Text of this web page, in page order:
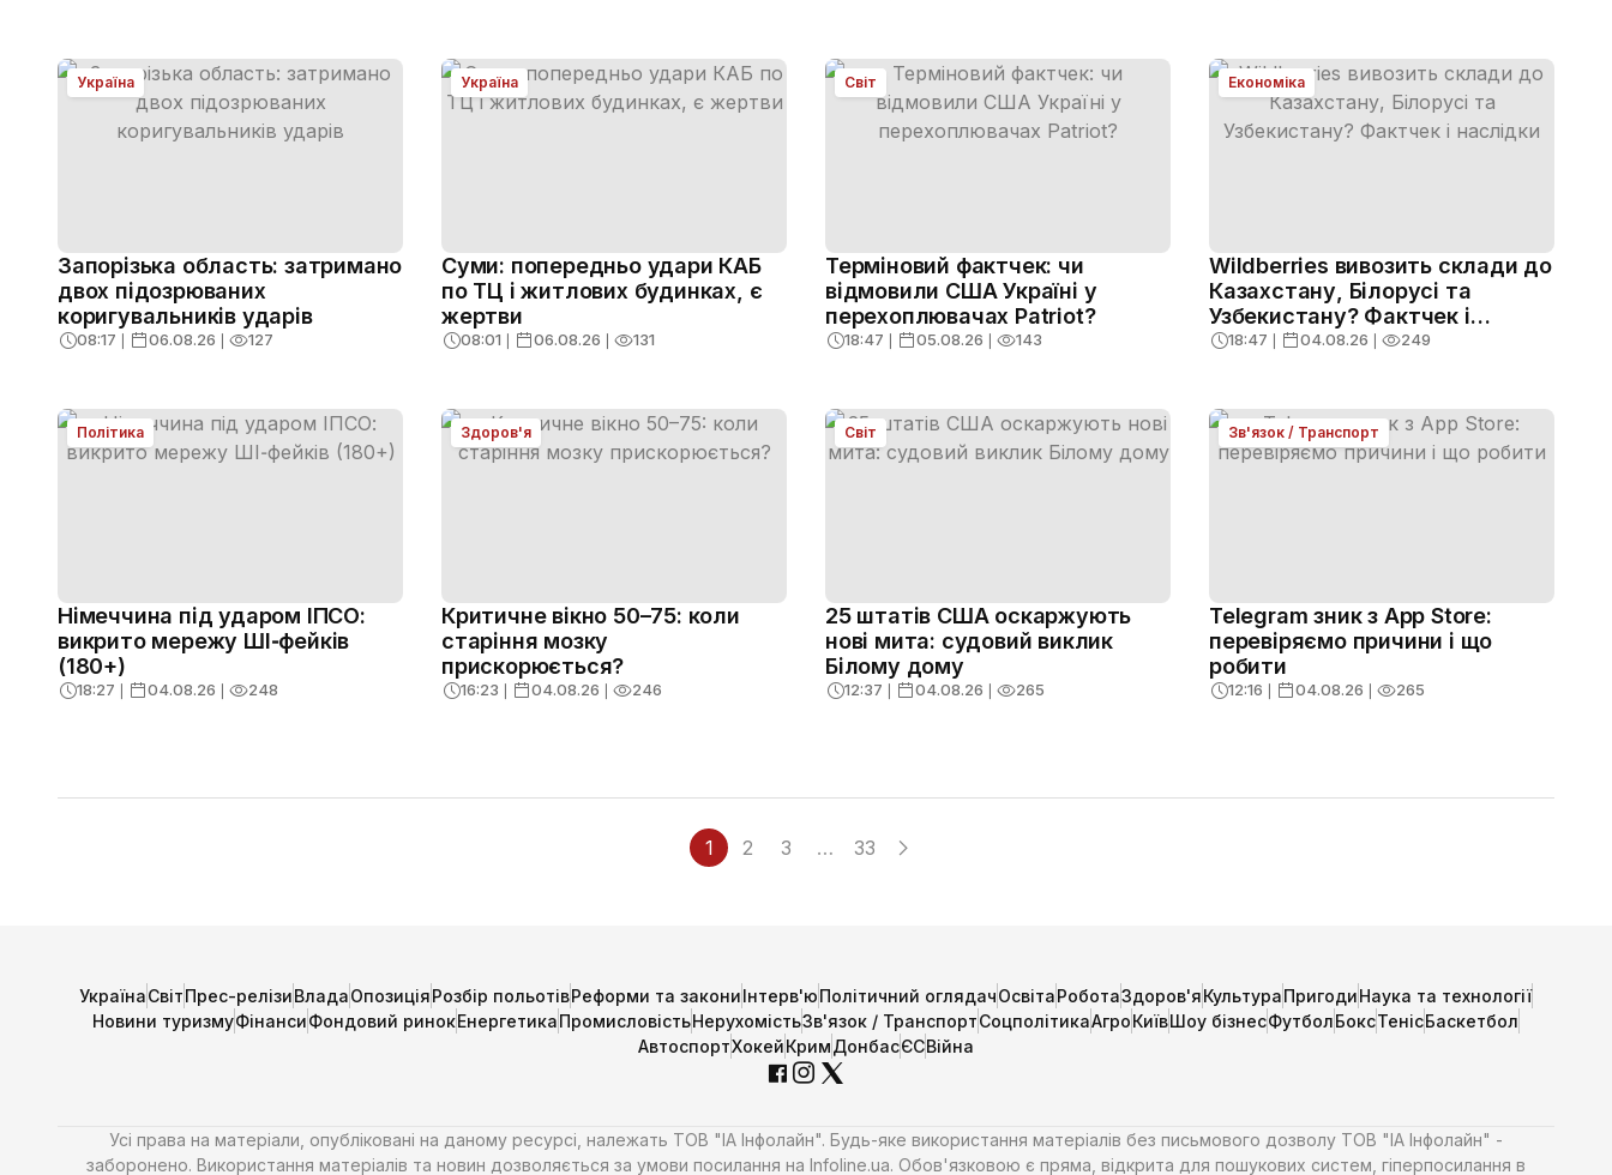
Україна
Запорізька область: затримано
двох підозрюваних
коригувальників ударів
08:17 ❘ 06.08.26 ❘ 127
Україна
Суми: попередньо удари КАБ
по ТЦ і житлових будинках, є
жертви
08:01 ❘ 06.08.26 ❘ 131
Світ
Терміновий фактчек: чи
відмовили США Україні у
перехоплювачах Patriot?
18:47 ❘ 05.08.26 ❘ 143
Економіка
Wildberries вивозить склади до
Казахстану, Білорусі та
Узбекистану? Фактчек і
наслідки
18:47 ❘ 04.08.26 ❘ 249
Політика
Німеччина під ударом ІПСО:
викрито мережу ШІ‑фейків
(180+)
18:27 ❘ 04.08.26 ❘ 248
Здоров'я
Критичне вікно 50–75: коли
старіння мозку
прискорюється?
16:23 ❘ 04.08.26 ❘ 246
Світ
25 штатів США оскаржують
нові мита: судовий виклик
Білому дому
12:37 ❘ 04.08.26 ❘ 265
Зв'язок / Транспорт
Telegram зник з App Store:
перевіряємо причини і що
робити
12:16 ❘ 04.08.26 ❘ 265
1 2 3 … 33
УкраїнаСвітПрес-релізиВладаОпозиціяРозбір польотівРеформи та закониІнтерв'юПолітичний оглядачОсвітаРоботаЗдоров'яКультураПригодиНаука та технології
Новини туризмуФінансиФондовий ринокЕнергетикаПромисловістьНерухомістьЗв'язок / ТранспортСоцполітикаАгроКиївШоу бізнесФутболБоксТенісБаскетбол
АвтоспортХокейКримДонбасЄСВійна
Усі права на матеріали, опубліковані на даному ресурсі, належать ТОВ "ІА Інфолайн". Будь-яке використання матеріалів без письмового дозволу ТОВ "ІА Інфолайн" -
заборонено. Використання матеріалів та новин дозволяється за умови посилання на Infoline.ua. Обов'язковою є пряма, відкрита для пошукових систем, гіперпосилання в